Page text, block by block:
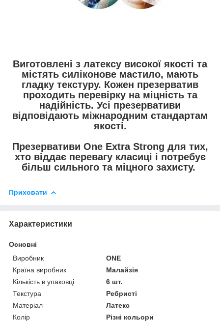
Виготовлені з латексу високої якості та
містять силіконове мастило, мають
гладку текстуру. Кожен презерватив
проходить перевірку на міцність та
надійність. Усі презервативи
відповідають міжнародним стандартам
якості.
Презервативи One Extra Strong для тих,
хто віддає перевагу класиці і потребує
більш сильного та міцного захисту.
Приховати
Характеристики
Основні
Виробник
ONE
Країна виробник
Малайзія
Кількість в упаковці
6 шт.
Текстура
Ребристі
Матеріал
Латекс
Колір
Різні кольори